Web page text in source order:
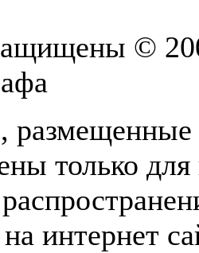
©
размещенные
только
интернет